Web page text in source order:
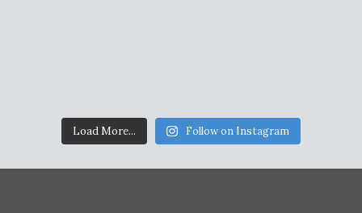
Load More... Follow on Instagram